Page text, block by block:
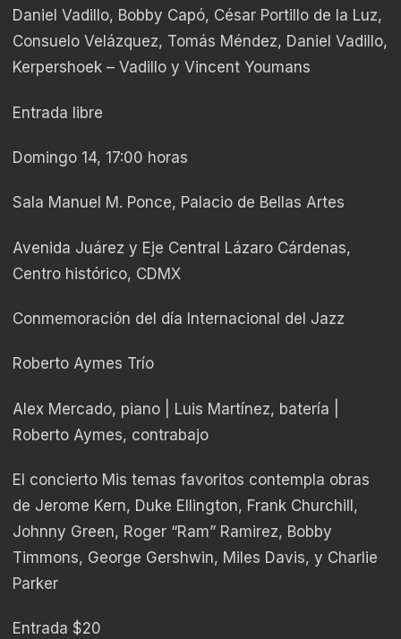
Daniel Vadillo, Bobby Capó, César Portillo de la Luz,
Consuelo Velázquez, Tomás Méndez, Daniel Vadillo,
Kerpershoek – Vadillo y Vincent Youmans
Entrada libre
Domingo 14, 17:00 horas
Sala Manuel M. Ponce, Palacio de Bellas Artes
Avenida Juárez y Eje Central Lázaro Cárdenas,
Centro histórico, CDMX
Conmemoración del día Internacional del Jazz
Roberto Aymes Trío
Alex Mercado, piano | Luis Martínez, batería |
Roberto Aymes, contrabajo
El concierto Mis temas favoritos contempla obras
de Jerome Kern, Duke Ellington, Frank Churchill,
Johnny Green, Roger “Ram” Ramirez, Bobby
Timmons, George Gershwin, Miles Davis, y Charlie
Parker
Entrada $20